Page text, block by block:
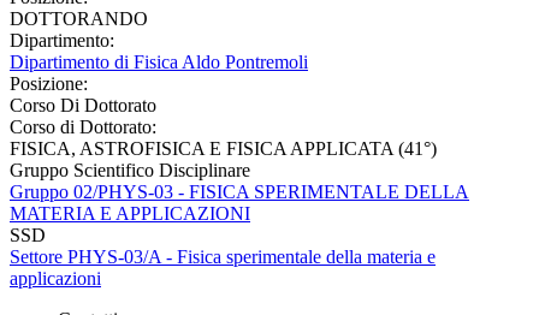
DOTTORANDO
Dipartimento:
Dipartimento di Fisica Aldo Pontremoli
Posizione:
Corso Di Dottorato
Corso di Dottorato:
FISICA, ASTROFISICA E FISICA APPLICATA (41°)
Gruppo Scientifico Disciplinare
Gruppo 02/PHYS-03 - FISICA SPERIMENTALE DELLA
MATERIA E APPLICAZIONI
SSD
Settore PHYS-03/A - Fisica sperimentale della materia e
applicazioni